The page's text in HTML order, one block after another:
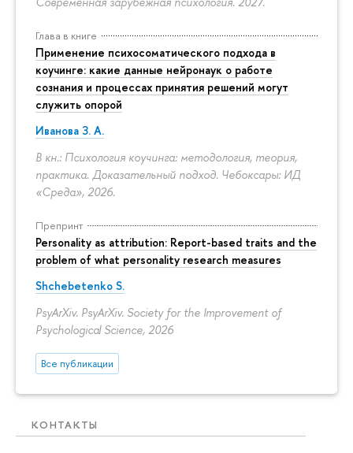
Глава в книге
Применение психосоматического подхода в
коучинге: какие данные нейронаук о работе
сознания и процессах принятия решений могут
служить опорой
Иванова З. А.
В кн.: Психология коучинга: методология, теория,
практика. Доказательный подход. Чебоксары: ИД
«Среда», 2026.
Препринт
Personality as attribution: Report-based traits and the
problem of what personality research measures
Shchebetenko S.
PsyArXiv. PsyArXiv. Society for the Improvement of
Psychological Science, 2026
Все публикации
КОНТАКТЫ